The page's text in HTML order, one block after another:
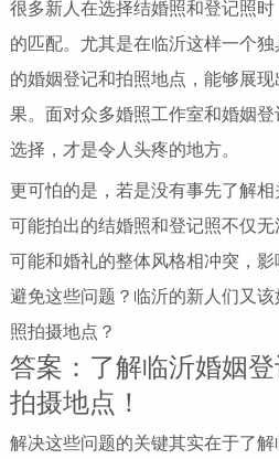
很多新人在选择结婚照和登记照
的匹配。尤其是在临沂这样一个
的婚姻登记和拍照地点，能够展
果。面对众多婚照工作室和婚姻
选择，才是令人头疼的地方。
更可怕的是，若是没有事先了解相
可能拍出的结婚照和登记照不仅
可能和婚礼的整体风格相冲突，
避免这些问题？临沂的新人们又
照拍摄地点？
答案：了解临沂婚姻
拍摄地点！
解决这些问题的关键其实在于了